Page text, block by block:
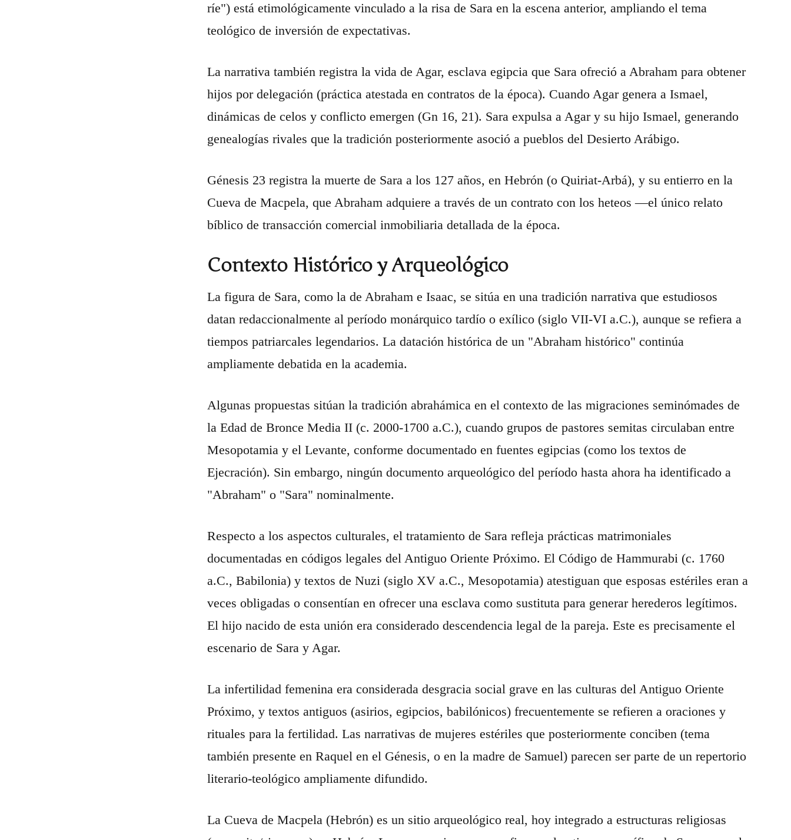
ríe") está etimológicamente vinculado a la risa de Sara en la escena anterior, ampliando el tema
teológico de inversión de expectativas.
La narrativa también registra la vida de Agar, esclava egipcia que Sara ofreció a Abraham para obtener
hijos por delegación (práctica atestada en contratos de la época). Cuando Agar genera a Ismael,
dinámicas de celos y conflicto emergen (Gn 16, 21). Sara expulsa a Agar y su hijo Ismael, generando
genealogías rivales que la tradición posteriormente asoció a pueblos del Desierto Arábigo.
Génesis 23 registra la muerte de Sara a los 127 años, en Hebrón (o Quiriat-Arbá), y su entierro en la
Cueva de Macpela, que Abraham adquiere a través de un contrato con los heteos —el único relato
bíblico de transacción comercial inmobiliaria detallada de la época.
Contexto Histórico y Arqueológico
La figura de Sara, como la de Abraham e Isaac, se sitúa en una tradición narrativa que estudiosos
datan redaccionalmente al período monárquico tardío o exílico (siglo VII-VI a.C.), aunque se refiera a
tiempos patriarcales legendarios. La datación histórica de un "Abraham histórico" continúa
ampliamente debatida en la academia.
Algunas propuestas sitúan la tradición abrahámica en el contexto de las migraciones seminómades de
la Edad de Bronce Media II (c. 2000-1700 a.C.), cuando grupos de pastores semitas circulaban entre
Mesopotamia y el Levante, conforme documentado en fuentes egipcias (como los textos de
Ejecración). Sin embargo, ningún documento arqueológico del período hasta ahora ha identificado a
"Abraham" o "Sara" nominalmente.
Respecto a los aspectos culturales, el tratamiento de Sara refleja prácticas matrimoniales
documentadas en códigos legales del Antiguo Oriente Próximo. El Código de Hammurabi (c. 1760
a.C., Babilonia) y textos de Nuzi (siglo XV a.C., Mesopotamia) atestiguan que esposas estériles eran a
veces obligadas o consentían en ofrecer una esclava como sustituta para generar herederos legítimos.
El hijo nacido de esta unión era considerado descendencia legal de la pareja. Este es precisamente el
escenario de Sara y Agar.
La infertilidad femenina era considerada desgracia social grave en las culturas del Antiguo Oriente
Próximo, y textos antiguos (asirios, egipcios, babilónicos) frecuentemente se refieren a oraciones y
rituales para la fertilidad. Las narrativas de mujeres estériles que posteriormente conciben (tema
también presente en Raquel en el Génesis, o en la madre de Samuel) parecen ser parte de un repertorio
literario-teológico ampliamente difundido.
La Cueva de Macpela (Hebrón) es un sitio arqueológico real, hoy integrado a estructuras religiosas